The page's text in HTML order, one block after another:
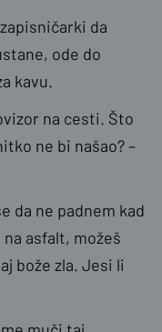
da
ode do
kavu.
na cesti. Što
ne bi našao? –
da ne padnem kad
asfalt, možeš
bože zla. Jesi li